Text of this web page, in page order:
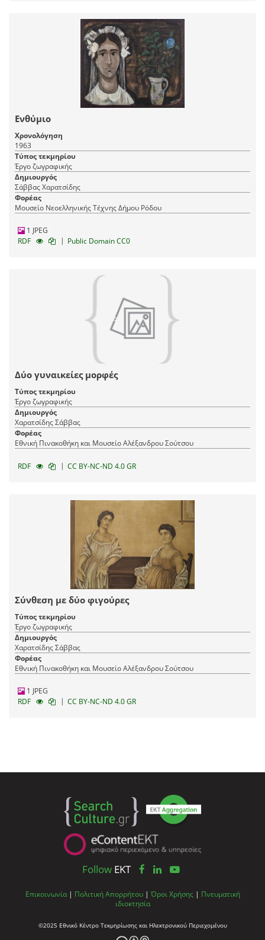
Ενθύμιο
Χρονολόγηση
1963
Τύπος τεκμηρίου
Έργο ζωγραφικής
Δημιουργός
Σάββας Χαρατσίδης
Φορέας
Μουσείο Νεοελληνικής Τέχνης Δήμου Ρόδου
1 JPEG
RDF
| Public Domain CC0
Δύο γυναικείες μορφές
Τύπος τεκμηρίου
Έργο ζωγραφικής
Δημιουργός
Χαρατσίδης Σάββας
Φορέας
Εθνική Πινακοθήκη και Μουσείο Αλέξανδρου Σούτσου
RDF | CC BY-NC-ND 4.0 GR
Σύνθεση με δύο φιγούρες
Τύπος τεκμηρίου
Έργο ζωγραφικής
Δημιουργός
Χαρατσίδης Σάββας
Φορέας
Εθνική Πινακοθήκη και Μουσείο Αλέξανδρου Σούτσου
1 JPEG
RDF
| CC BY-NC-ND 4.0 GR
Follow EKT
Επικοινωνία | Πολιτική Απορρήτου | Όροι Χρήσης | Πνευματική
ιδιοκτησία
©2025 Εθνικό Κέντρο Τεκμηρίωσης και Ηλεκτρονικού Περιεχομένου